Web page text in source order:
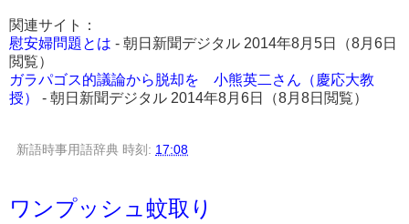
関連サイト：
慰安婦問題とは - 朝日新聞デジタル 2014年8月5日（8月6日
閲覧）
ガラパゴス的議論から脱却を 小熊英二さん（慶応大教
授）
- 朝日新聞デジタル 2014年8月6日（8月8日閲覧）
新語時事用語辞典 時刻: 17:08
ワンプッシュ蚊取り